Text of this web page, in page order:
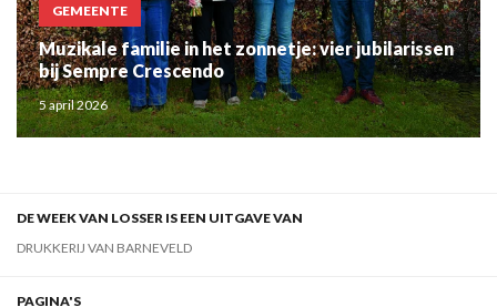
GEMEENTE
Muzikale familie in het zonnetje: vier jubilarissen
bij Sempre Crescendo
5 april 2026
DE WEEK VAN LOSSER IS EEN UITGAVE VAN
DRUKKERIJ VAN BARNEVELD
PAGINA'S